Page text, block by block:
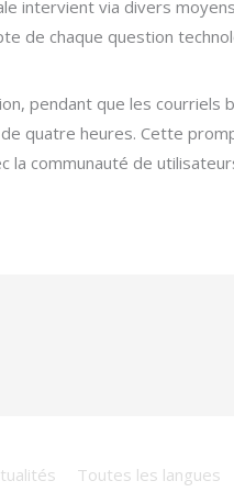
intervient via divers
de chaque question
pendant que les courriels
quatre heures. Cette
la communauté de
Toutes les langues